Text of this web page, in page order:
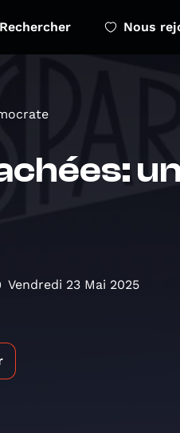
Rechercher Nous
Vendredi 23 Mai 2025